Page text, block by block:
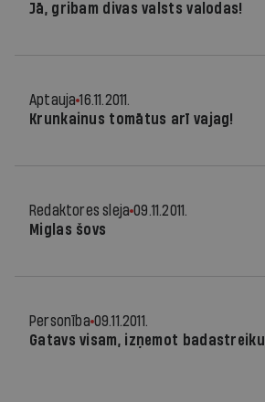
Jā, gribam divas valsts valodas!
Aptauja 16.11.2011.
Krunkainus tomātus arī vajag!
Redaktores sleja 09.11.2011.
Miglas šovs
Personība 09.11.2011.
Gatavs visam, izņemot badastreiku